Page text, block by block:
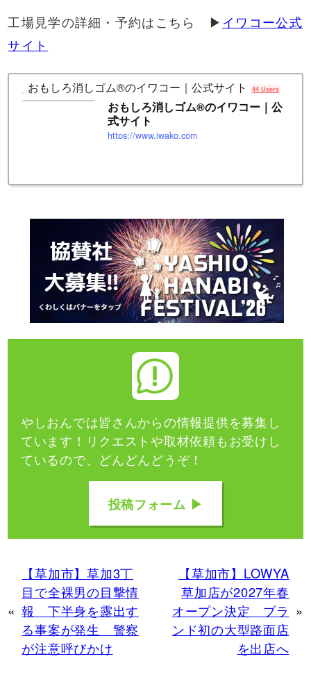
工場見学の詳細・予約はこちら ▶ イワコー公式
サイト
おもしろ消しゴム®のイワコー｜公式サイト 44 Users
おもしろ消しゴム®のイワコー｜公
式サイト
https://www.iwako.com
やしおんでは皆さんからの情報提供を募集し
ています！ リクエストや取材依頼もお受けし
ているので、どんどんどうぞ！
投稿フォーム ▶
«
【草加市】草加3丁
目で全裸男の目撃情
報 下半身を露出す
る事案が発生 警察
が注意呼びかけ
【草加市】LOWYA
草加店が2027年春
オープン決定 ブラ
ンド初の大型路面店
を出店へ
»